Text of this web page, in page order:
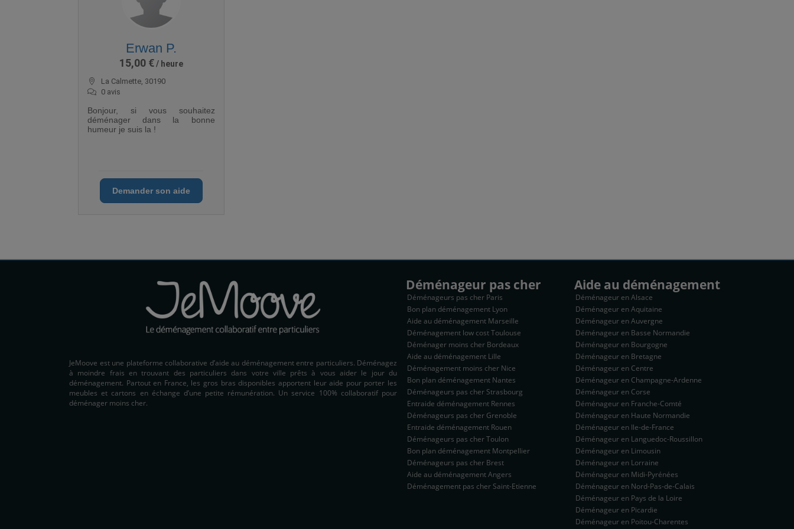
Erwan P.
15,00 €
La Calmette, 30190
0 avis
Bonjour, si vous souhaitez
déménager dans la bonne
humeur je suis la !
Demander son aide
JeMoove est une plateforme collaborative d’aide au déménagement entre particuliers. Déménagez
à moindre frais en trouvant des particuliers dans votre ville prêts à vous aider le jour du
déménagement. Partout en France, les gros bras disponibles apportent leur aide pour porter les
meubles et cartons en échange d’une petite rémunération. Un service 100% collaboratif pour
déménager moins cher.
Déménageur pas cher
Déménageurs pas cher Paris
Bon plan déménagement Lyon
Aide au déménagement Marseille
Déménagement low cost Toulouse
Déménager moins cher Bordeaux
Aide au déménagement Lille
Déménagement moins cher Nice
Bon plan déménagement Nantes
Déménageurs pas cher Strasbourg
Entraide déménagement Rennes
Déménageurs pas cher Grenoble
Entraide déménagement Rouen
Déménageurs pas cher Toulon
Bon plan déménagement Montpellier
Déménageurs pas cher Brest
Aide au déménagement Angers
Déménagement pas cher Saint-Etienne
Aide au déménagement
Déménageur en Alsace
Déménageur en Aquitaine
Déménageur en Auvergne
Déménageur en Basse Normandie
Déménageur en Bourgogne
Déménageur en Bretagne
Déménageur en Centre
Déménageur en Champagne-Ardenne
Déménageur en Corse
Déménageur en Franche-Comté
Déménageur en Haute Normandie
Déménageur en Ile-de-France
Déménageur en Languedoc-Roussillon
Déménageur en Limousin
Déménageur en Lorraine
Déménageur en Midi-Pyrénées
Déménageur en Nord-Pas-de-Calais
Déménageur en Pays de la Loire
Déménageur en Picardie
Déménageur en Poitou-Charentes